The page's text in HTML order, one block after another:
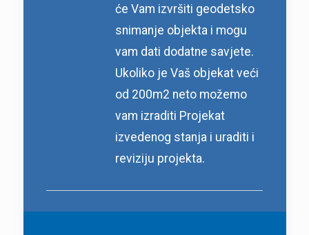
će Vam izvršiti geodetsko
snimanje objekta i mogu
vam dati dodatne savjete.
Ukoliko je Vaš objekat veći
od 200m2 neto možemo
vam izraditi Projekat
izvedenog stanja i uraditi i
reviziju projekta.